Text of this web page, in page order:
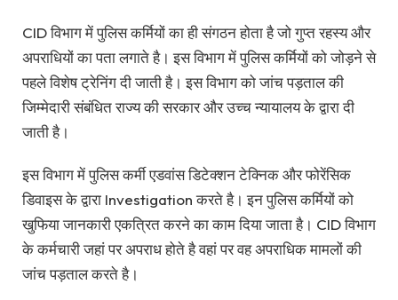
CID विभाग में पुलिस कर्मियों का ही संगठन होता है जो गुप्त रहस्य और
अपराधियों का पता लगाते है। इस विभाग में पुलिस कर्मियों को जोड़ने से
पहले विशेष ट्रेनिंग दी जाती है। इस विभाग को जांच पड़ताल की
जिम्मेदारी संबंधित राज्य की सरकार और उच्च न्यायालय के द्वारा दी
जाती है।
इस विभाग में पुलिस कर्मी एडवांस डिटेक्शन टेक्निक और फोरेंसिक
डिवाइस के द्वारा Investigation करते है। इन पुलिस कर्मियों को
खुफिया जानकारी एकत्रित करने का काम दिया जाता है। CID विभाग
के कर्मचारी जहां पर अपराध होते है वहां पर वह अपराधिक मामलों की
जांच पड़ताल करते है।